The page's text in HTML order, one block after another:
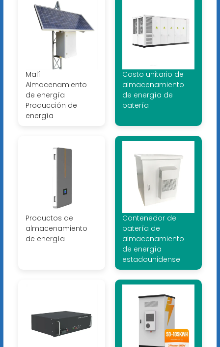
Malí
Almacenamiento
de energía
Producción de
energía
Costo unitario de
almacenamiento
de energía de
batería
Productos de
almacenamiento
de energía
Contenedor de
batería de
almacenamiento
de energía
estadounidense